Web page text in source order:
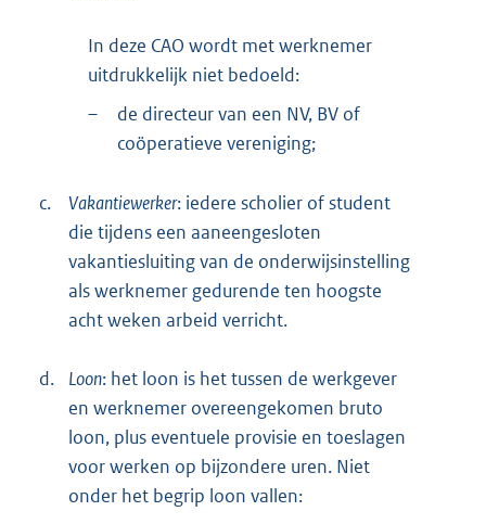
In deze CAO wordt met werknemer
uitdrukkelijk niet bedoeld:
–
de directeur van een NV, BV of
coöperatieve vereniging;
c. Vakantiewerker: iedere scholier of student
die tijdens een aaneengesloten
vakantiesluiting van de onderwijsinstelling
als werknemer gedurende ten hoogste
acht weken arbeid verricht.
d. Loon: het loon is het tussen de werkgever
en werknemer overeengekomen bruto
loon, plus eventuele provisie en toeslagen
voor werken op bijzondere uren. Niet
onder het begrip loon vallen: